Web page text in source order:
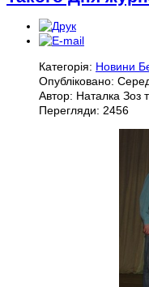
Категорія: Новини
Опубліковано:
Автор: Наталка Зоз
Перегляди: 2456